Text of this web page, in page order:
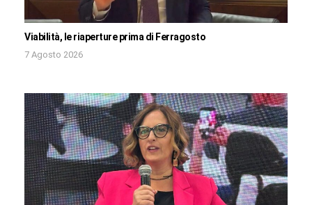
Viabilità, le riaperture prima di Ferragosto
7 Agosto 2026